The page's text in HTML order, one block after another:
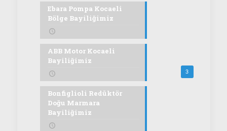
Ebara Pompa Kocaeli
Bölge Bayiliğimiz
3
ABB Motor Kocaeli
Bayiliğimiz
Bonfiglioli Redüktör
Doğu Marmara
Bayiliğimiz